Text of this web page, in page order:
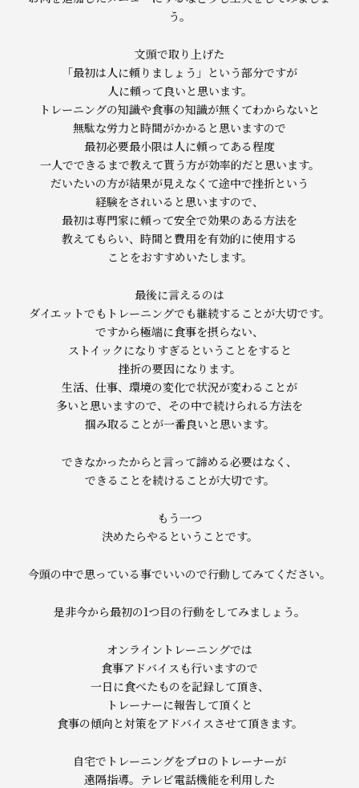
う。
文頭で取り上げた
「最初は人に頼りましょう」という部分ですが
人に頼って良いと思います。
トレーニングの知識や食事の知識が無くてわからないと
無駄な労力と時間がかかると思いますので
最初必要最小限は人に頼ってある程度
一人でできるまで教えて貰う方が効率的だと思います。
だいたいの方が結果が見えなくて途中で挫折という
経験をされいると思いますので、
最初は専門家に頼って安全で効果のある方法を
教えてもらい、時間と費用を有効的に使用する
ことをおすすめいたします。
最後に言えるのは
ダイエットでもトレーニングでも継続することが大切です。
ですから極端に食事を摂らない、
ストイックになりすぎるということをすると
挫折の要因になります。
生活、仕事、環境の変化で状況が変わることが
多いと思いますので、その中で続けられる方法を
掴み取ることが一番良いと思います。
できなかったからと言って諦める必要はなく、
できることを続けることが大切です。
もう一つ
決めたらやるということです。
今頭の中で思っている事でいいので行動してみてください。
是非今から最初の1つ目の行動をしてみましょう。
オンライントレーニングでは
食事アドバイスも行いますので
一日に食べたものを記録して頂き、
トレーナーに報告して頂くと
食事の傾向と対策をアドバイスさせて頂きます。
自宅でトレーニングをプロのトレーナーが
遠隔指導。テレビ電話機能を利用した